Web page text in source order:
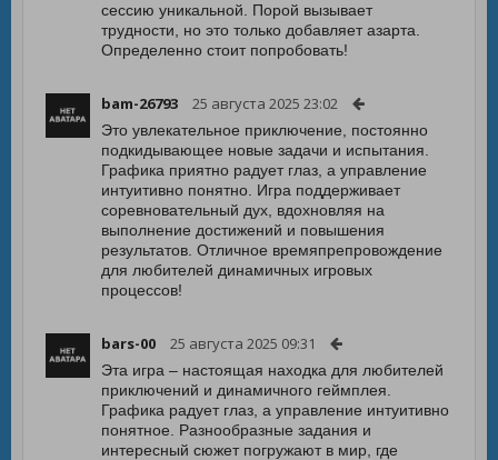
сессию уникальной. Порой вызывает
трудности, но это только добавляет азарта.
Определенно стоит попробовать!
bam-26793 25 августа 2025 23:02
Это увлекательное приключение, постоянно
подкидывающее новые задачи и испытания.
Графика приятно радует глаз, а управление
интуитивно понятно. Игра поддерживает
соревновательный дух, вдохновляя на
выполнение достижений и повышения
результатов. Отличное времяпрепровождение
для любителей динамичных игровых
процессов!
bars-00 25 августа 2025 09:31
Эта игра – настоящая находка для любителей
приключений и динамичного геймплея.
Графика радует глаз, а управление интуитивно
понятное. Разнообразные задания и
интересный сюжет погружают в мир, где